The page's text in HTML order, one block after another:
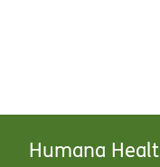
Humana